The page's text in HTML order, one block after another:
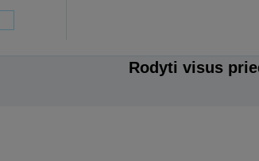
Rodyti visus